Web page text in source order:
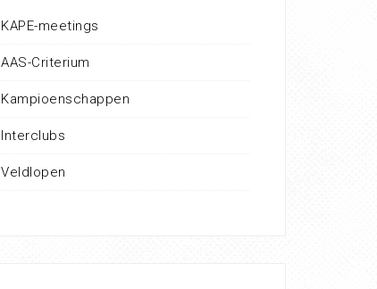
KAPE-meetings
AAS-Criterium
Kampioenschappen
Interclubs
Veldlopen